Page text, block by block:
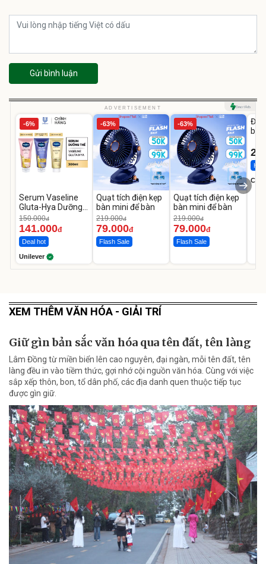
Gửi bình luận
ADVERTISEMENT
-6%
Serum Vaseline
Gluta-Hya Dưỡng
Da Sáng Mịn Sau 7
Ngày
150.000đ
141.000đ
Deal hot
Unilever
-63%
Quạt tích điện kẹp
bàn mini để bàn
219.000đ
79.000đ
Flash Sale
-63%
Quạt tích điện kẹp
bàn mini để bàn
219.000đ
79.000đ
Flash Sale
Đai
bé
Hot
XEM THÊM VĂN HÓA - GIẢI TRÍ
Giữ gìn bản sắc văn hóa qua tên đất, tên làng
Lâm Đồng từ miền biển lên cao nguyên, đại ngàn, mỗi tên đất, tên
làng đều in vào tiềm thức, gợi nhớ cội nguồn văn hóa. Cùng với việc
sắp xếp thôn, bon, tổ dân phố, các địa danh quen thuộc tiếp tục
được gìn giữ.